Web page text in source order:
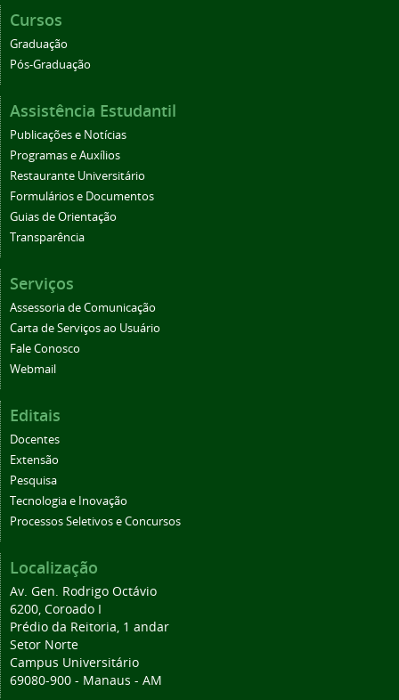
Cursos
Graduação
Pós-Graduação
Assistência Estudantil
Publicações e Notícias
Programas e Auxílios
Restaurante Universitário
Formulários e Documentos
Guias de Orientação
Transparência
Serviços
Assessoria de Comunicação
Carta de Serviços ao Usuário
Fale Conosco
Webmail
Editais
Docentes
Extensão
Pesquisa
Tecnologia e Inovação
Processos Seletivos e Concursos
Localização
Av. Gen. Rodrigo Octávio
6200, Coroado I
Prédio da Reitoria, 1 andar
Setor Norte
Campus Universitário
69080-900 - Manaus - AM